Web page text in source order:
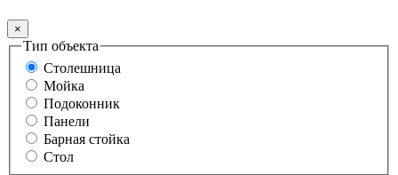
×
Тип объекта
Столешница
Мойка
Подоконник
Панели
Барная стойка
Стол